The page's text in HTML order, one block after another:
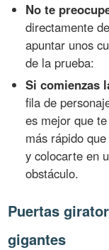
No te
directamente
apuntar unos
de la prueba:
Si comienzas
fila de
es mejor que
más rápido
y colocarte en
obstáculo.
Puertas
gigantes